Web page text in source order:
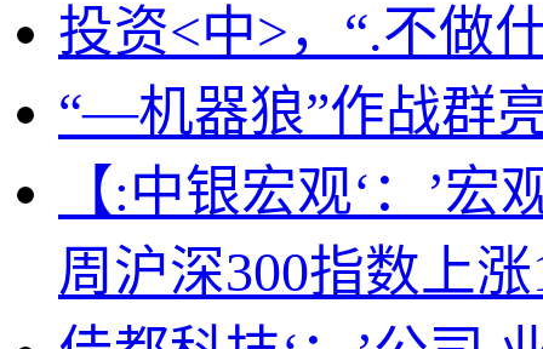
投资<中>，“.不做
“—机器狼”作战群
【:中银宏观‘：’
周沪深300指数上涨